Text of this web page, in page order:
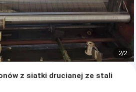
2/2
z siatki drucianej ze stali